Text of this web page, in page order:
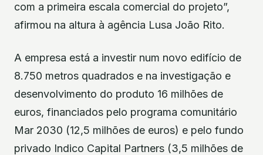
com a primeira escala comercial do projeto”,
afirmou na altura à agência Lusa João Rito.
A empresa está a investir num novo edifício de
8.750 metros quadrados e na investigação e
desenvolvimento do produto 16 milhões de
euros, financiados pelo programa comunitário
Mar 2030 (12,5 milhões de euros) e pelo fundo
privado Indico Capital Partners (3,5 milhões de